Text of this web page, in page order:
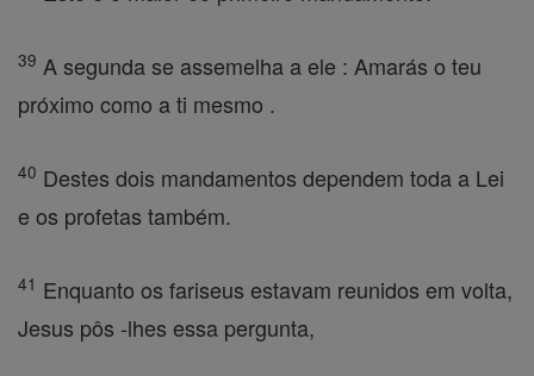
39 A segunda se assemelha a ele : Amarás o teu
próximo como a ti mesmo .
40 Destes dois mandamentos dependem toda a Lei
e os profetas também.
41 Enquanto os fariseus estavam reunidos em volta,
Jesus pôs -lhes essa pergunta,